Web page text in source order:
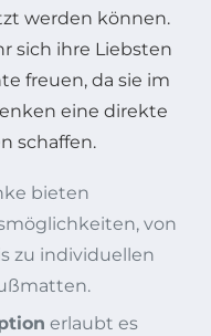
werden können.
sich ihre Liebsten
freuen, da sie im
eine direkte
schaffen.
bieten
von
zu individuellen
erlaubt es